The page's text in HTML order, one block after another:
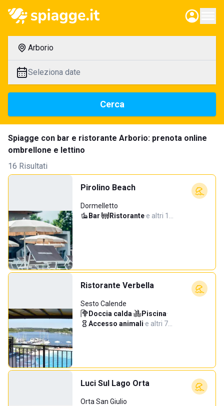
Arborio
Seleziona date
Cerca
Spiagge con bar e ristorante Arborio: prenota online
ombrellone e lettino
16 Risultati
Pirolino Beach
Dormelletto
Bar· Ristorante·e altri 1…
Ristorante Verbella
Sesto Calende
Doccia calda· Piscina·
Accesso animali·e altri 7…
Luci Sul Lago Orta
Orta San Giulio